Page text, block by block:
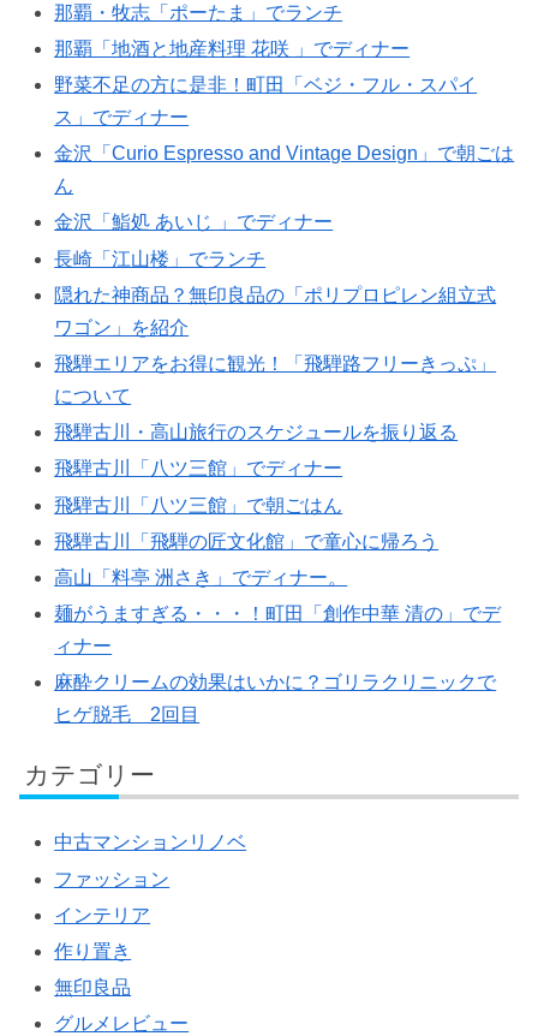
那覇・牧志「ポーたま」でランチ
那覇「地酒と地産料理 花咲 」でディナー
野菜不足の方に是非！町田「ベジ・フル・スパイ
ス」でディナー
金沢「Curio Espresso and Vintage Design」で朝ごは
ん
金沢「鮨処 あいじ 」でディナー
長崎「江山楼」でランチ
隠れた神商品？無印良品の「ポリプロピレン組立式
ワゴン」を紹介
飛騨エリアをお得に観光！「飛騨路フリーきっぷ」
について
飛騨古川・高山旅行のスケジュールを振り返る
飛騨古川「八ツ三館」でディナー
飛騨古川「八ツ三館」で朝ごはん
飛騨古川「飛騨の匠文化館」で童心に帰ろう
高山「料亭 洲さき」でディナー。
麺がうますぎる・・・！町田「創作中華 清の」でデ
ィナー
麻酔クリームの効果はいかに？ゴリラクリニックで
ヒゲ脱毛 2回目
カテゴリー
中古マンションリノベ
ファッション
インテリア
作り置き
無印良品
グルメレビュー